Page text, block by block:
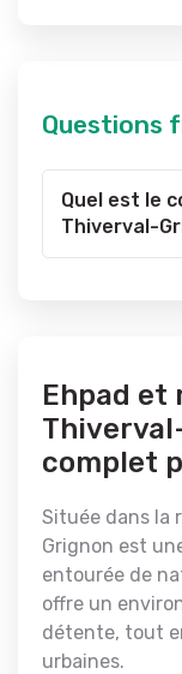
Questions
Quel est le
Thiverval-
Ehpad et
complet
Située dans la
Grignon est
entourée de
offre un
détente, tout
urbaines.